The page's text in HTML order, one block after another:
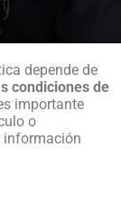
depende de
condiciones de
importante
o
información